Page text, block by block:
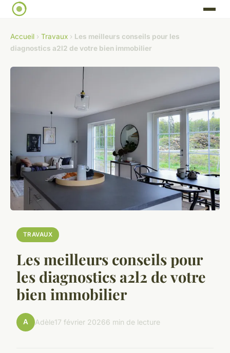
Accueil › Travaux › Les meilleurs conseils pour les
diagnostics a2l2 de votre bien immobilier
TRAVAUX
Les meilleurs conseils pour
les diagnostics a2l2 de votre
bien immobilier
A Adèle17 février 20266 min de lecture